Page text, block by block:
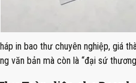
in bao thư chuyên nghiệp, giá
văn bản mà còn là “đại sứ